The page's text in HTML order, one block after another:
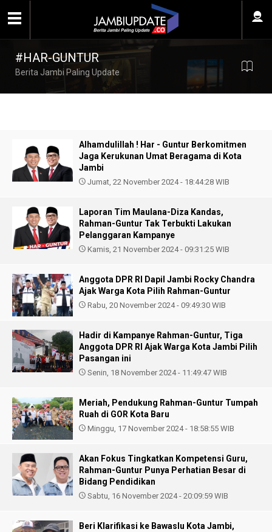
#HAR-GUNTUR
Berita Jambi Paling Update
Alhamdulillah ! Har - Guntur Berkomitmen
Jaga Kerukunan Umat Beragama di Kota
Jambi
Jumat, 22 November 2024 - 18:44:28 WIB
Laporan Tim Maulana-Diza Kandas,
Rahman-Guntur Tak Terbukti Lakukan
Pelanggaran Kampanye
Kamis, 21 November 2024 - 09:31:25 WIB
Anggota DPR RI Dapil Jambi Rocky Chandra
Ajak Warga Kota Pilih Rahman-Guntur
Rabu, 20 November 2024 - 09:49:30 WIB
Hadir di Kampanye Rahman-Guntur, Tiga
Anggota DPR RI Ajak Warga Kota Jambi Pilih
Pasangan ini
Senin, 18 November 2024 - 11:49:47 WIB
Meriah, Pendukung Rahman-Guntur Tumpah
Ruah di GOR Kota Baru
Minggu, 17 November 2024 - 18:58:55 WIB
Akan Fokus Tingkatkan Kompetensi Guru,
Rahman-Guntur Punya Perhatian Besar di
Bidang Pendidikan
Sabtu, 16 November 2024 - 20:09:59 WIB
Beri Klarifikasi ke Bawaslu Kota Jambi,